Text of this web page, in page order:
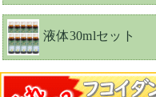
液体30mlセット